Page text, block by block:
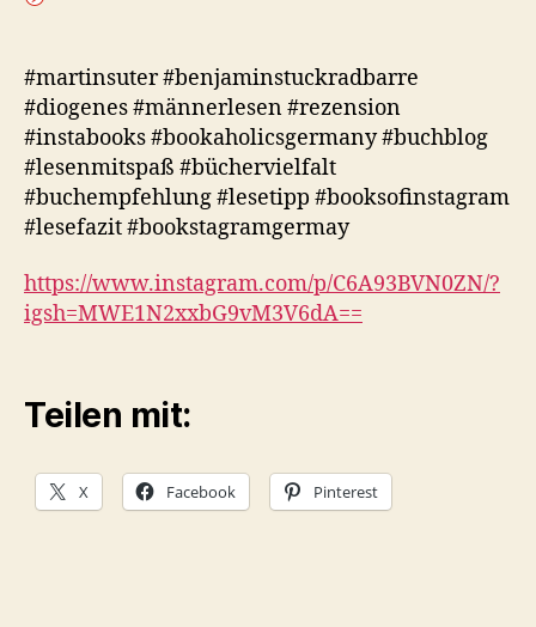
#martinsuter #benjaminstuckradbarre
#diogenes #männerlesen #rezension
#instabooks #bookaholicsgermany #buchblog
#lesenmitspaß #büchervielfalt
#buchempfehlung #lesetipp #booksofinstagram
#lesefazit #bookstagramgermay
https://www.instagram.com/p/C6A93BVN0ZN/?
igsh=MWE1N2xxbG9vM3V6dA==
Teilen mit:
X Facebook Pinterest